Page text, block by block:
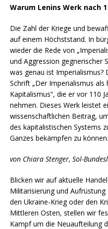
Warum Lenins Werk nach
Die Zahl der Kriege und
auf einem Höchststand. In
wieder die Rede von
und Aggression gegnerischer
was genau ist Imperialismus?
Schrift „Der Imperialismus als
Kapitalismus“, die er vor 110
nehmen. Dieses Werk leistet
wissenschaftlichen Beitrag,
des kapitalistischen Systems
Ganzes bekämpfen zu können.
von Chiara Stenger, Sol-
Blicken wir auf aktuelle
Militarisierung und
den Ukraine-Krieg oder den
Mittleren Osten, stellen wir
Kampf um die Neuaufteilung